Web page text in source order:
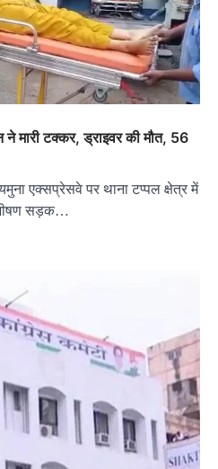
मारी टक्कर, ड्राइवर की मौत, 56
एक्सप्रेसवे पर थाना टप्पल क्षेत्र में
सड़क…